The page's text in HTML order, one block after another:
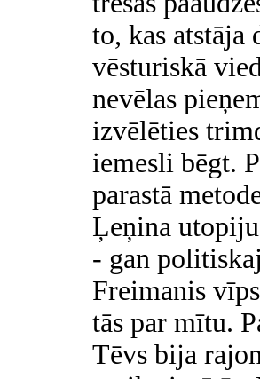
to, kas atstāja
vēsturiskā
nevēlas
izvēlēties
iemesli bēgt.
parastā
Ļeņina
- gan
Freimanis
tās par mītu.
Tēvs bija